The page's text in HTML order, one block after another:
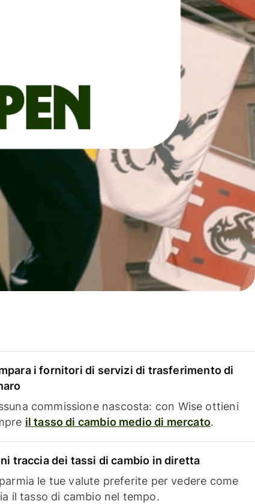
i fornitori di servizi di trasferimento di
commissione nascosta: con Wise ottieni
il tasso di cambio medio di mercato.
traccia dei tassi di cambio in diretta
le tue valute preferite per vedere come
il tasso di cambio nel tempo.